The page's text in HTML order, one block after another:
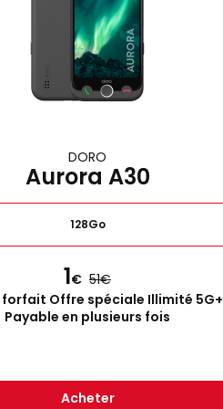
DORO
Aurora A30
128Go
1€ 51
forfait Offre spéciale Illimité 5G+
Payable en plusieurs fois
Acheter